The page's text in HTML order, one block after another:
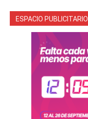
ESPACIO PUBLICITARIO